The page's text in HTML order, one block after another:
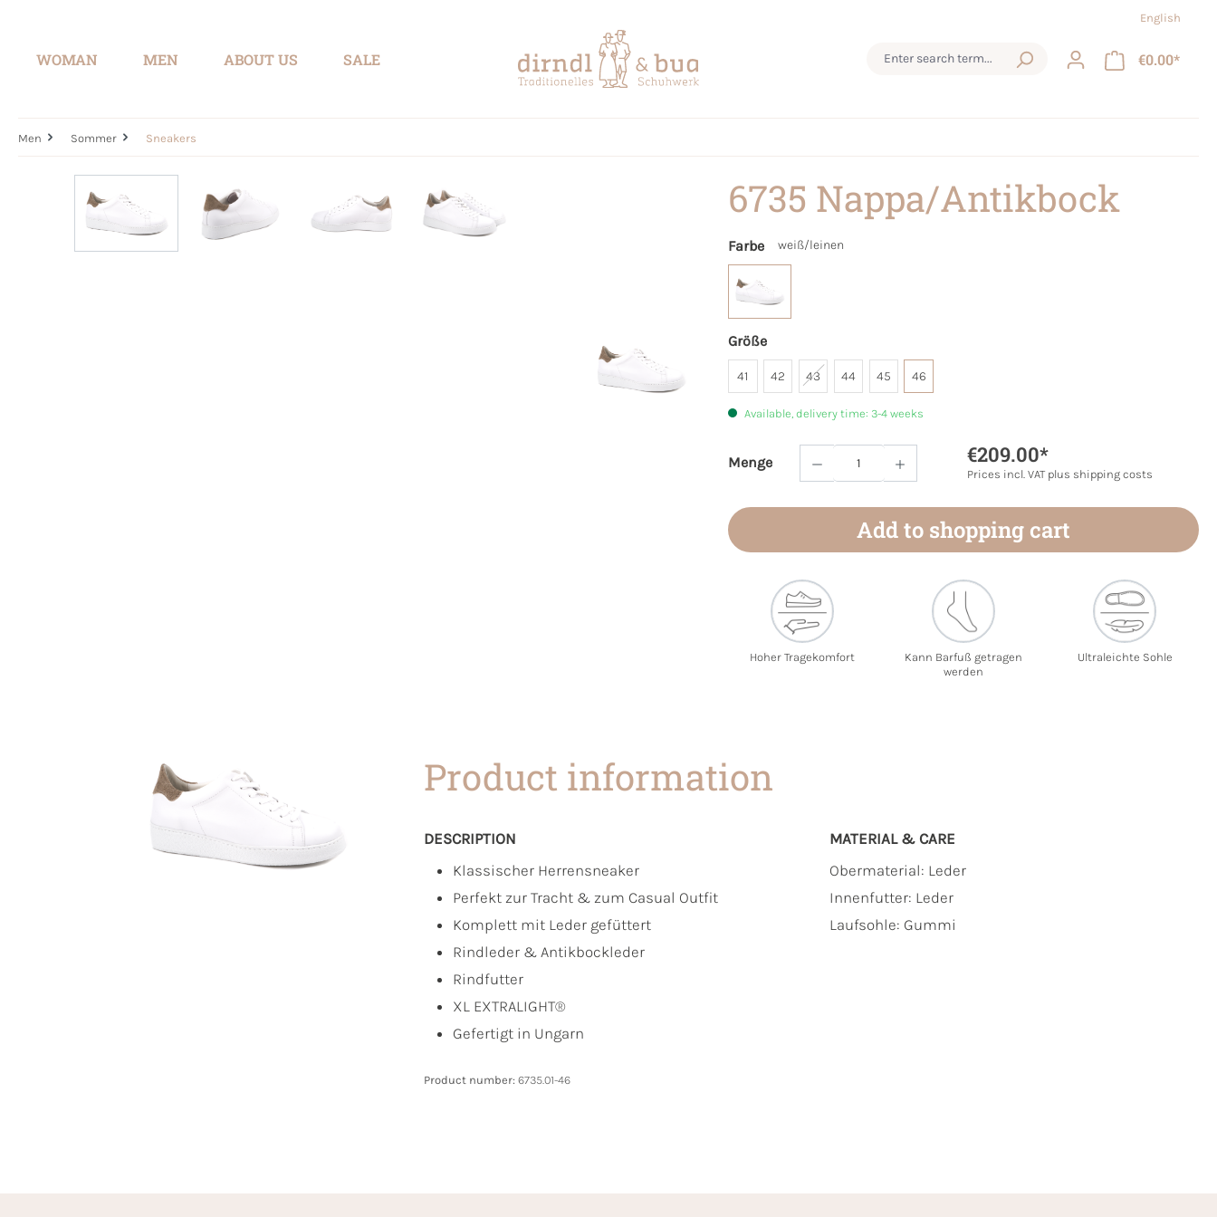
English
WOMAN MEN ABOUT US SALE €0.00*
Men Sommer Sneakers
6735 Nappa/Antikbock
Farbe weiß/leinen
Größe
41 42 43 44 45 46
Available, delivery time: 3-4 weeks
Menge
Product Quantity: Enter the desired amount or
€209.00*
Prices incl. VAT plus shipping costs
Add to shopping cart
Hoher Tragekomfort
Kann Barfuß getragen
werden
Ultraleichte Sohle
Product information
DESCRIPTION
Klassischer Herrensneaker
Perfekt zur Tracht & zum Casual Outfit
Komplett mit Leder gefüttert
Rindleder & Antikbockleder
Rindfutter
XL EXTRALIGHT®
Gefertigt in Ungarn
MATERIAL & CARE
Obermaterial: Leder
Innenfutter: Leder
Laufsohle: Gummi
Product number: 6735.01-46